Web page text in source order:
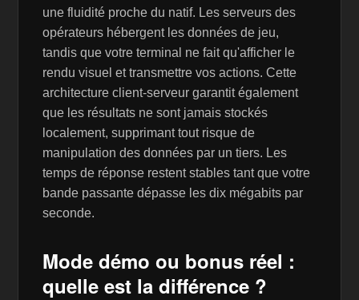
une fluidité proche du natif. Les serveurs des
opérateurs hébergent les données de jeu,
tandis que votre terminal ne fait qu'afficher le
rendu visuel et transmettre vos actions. Cette
architecture client-serveur garantit également
que les résultats ne sont jamais stockés
localement, supprimant tout risque de
manipulation des données par un tiers. Les
temps de réponse restent stables tant que votre
bande passante dépasse les dix mégabits par
seconde.
Mode démo ou bonus réel :
quelle est la différence ?